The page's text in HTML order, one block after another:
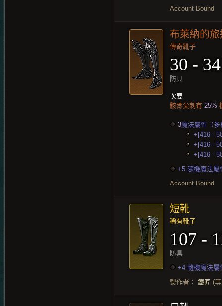
Account Bound
布萊納的旅
傳奇靴子
30 - 34
防具
次要
骸骨尖刺有 25%
3魔法屬性（
+[416 -
+[416 -
+[416 -
+5 隨機魔法屬
Account Bound
短靴
稀有靴子
107 -
防具
+4 隨機魔法屬
製作者： 鐵匠 (